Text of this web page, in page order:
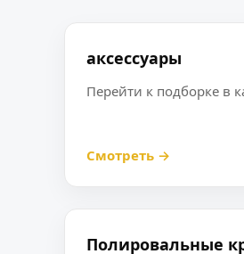
аксессуары
Перейти к подборке в
Смотреть →
Полировальные